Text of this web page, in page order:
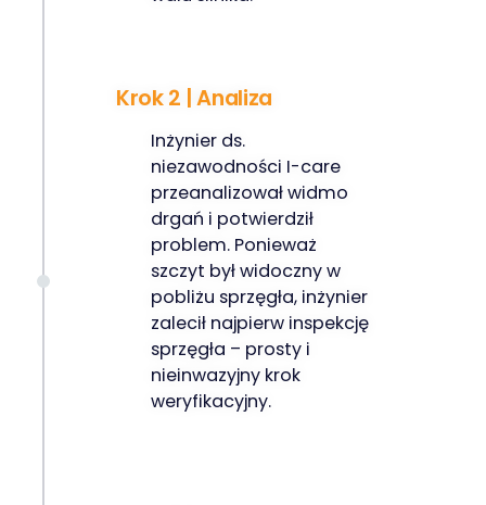
Krok 2 | Analiza
Inżynier ds.
niezawodności I-care
przeanalizował widmo
drgań i potwierdził
problem. Ponieważ
szczyt był widoczny w
pobliżu sprzęgła, inżynier
zalecił najpierw inspekcję
sprzęgła – prosty i
nieinwazyjny krok
weryfikacyjny.